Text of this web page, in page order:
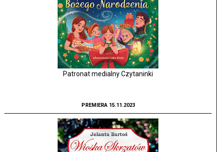
Patronat medialny Czytaninki
PREMIERA 15.11.2023